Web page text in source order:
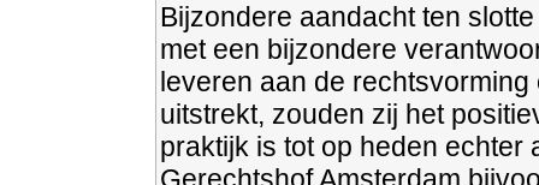
Bijzondere aandacht ten
met een bijzondere
leveren aan de
uitstrekt, zouden zij het
praktijk is tot op heden